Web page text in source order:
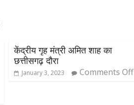
केंद्रीय गृह मंत्री अमित शाह का
छत्तीसगढ़ दौरा
January 3, 2023 Comments Off